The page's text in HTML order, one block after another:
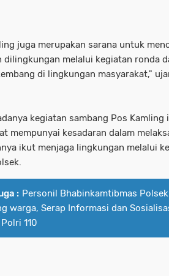
juga merupakan sarana untuk
dilingkungan melalui kegiatan ronda
di lingkungan masyarakat,"
kegiatan sambang Pos Kamling
mempunyai kesadaran dalam
ikut menjaga lingkungan melalui
: Personil Bhabinkamtibmas
warga, Serap Informasi dan
110